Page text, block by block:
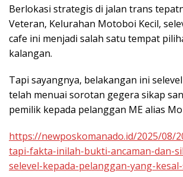
Berlokasi strategis di jalan trans
Veteran, Kelurahan Motoboi Kecil,
cafe ini menjadi salah satu tempat
kalangan.
Tapi sayangnya, belakangan ini
telah menuai sorotan gegera sikap
pemilik kepada pelanggan ME alias
https://newposkomanado.id/2025/08/
tapi-fakta-inilah-bukti-ancaman-dan-
selevel-kepada-pelanggan-yang-